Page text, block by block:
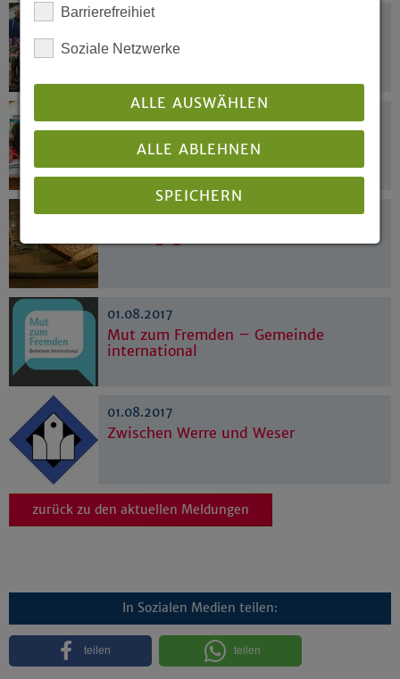
16.08.2017
Summer School, Barmen-Pavillon &
Mittagsgebet
15.08.2017
junge Leute
02.08.2017
01.08.2017
Mut zum Fremden – Gemeinde
international
01.08.2017
Zwischen Werre und Weser
zurück zu den aktuellen Meldungen
In Sozialen Medien teilen:
teilen teilen
Barrierefreihiet
Soziale Netzwerke
ALLE AUSWÄHLEN
ALLE ABLEHNEN
SPEICHERN